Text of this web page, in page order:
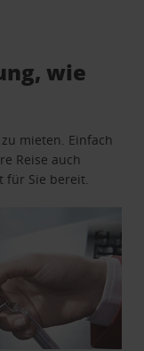
wie
mieten. Einfach
Reise auch
für Sie bereit.